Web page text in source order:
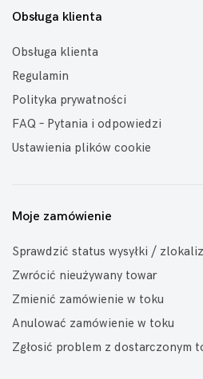
Obsługa klienta
Obsługa klienta
Regulamin
Polityka prywatności
FAQ – Pytania i odpowiedzi
Ustawienia plików cookie
Moje zamówienie
Sprawdzić status wysyłki /
Zwrócić nieużywany towar
Zmienić zamówienie w toku
Anulować zamówienie w toku
Zgłosić problem z dostarczonym